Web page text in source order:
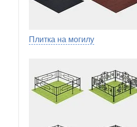
Плитка на могилу